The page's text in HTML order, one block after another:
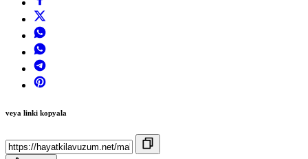
veya linki kopyala